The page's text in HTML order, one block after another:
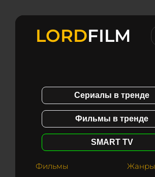
LORDFILM
Сериалы в тренде
Фильмы в тренде
SMART TV
Фильмы Жанры